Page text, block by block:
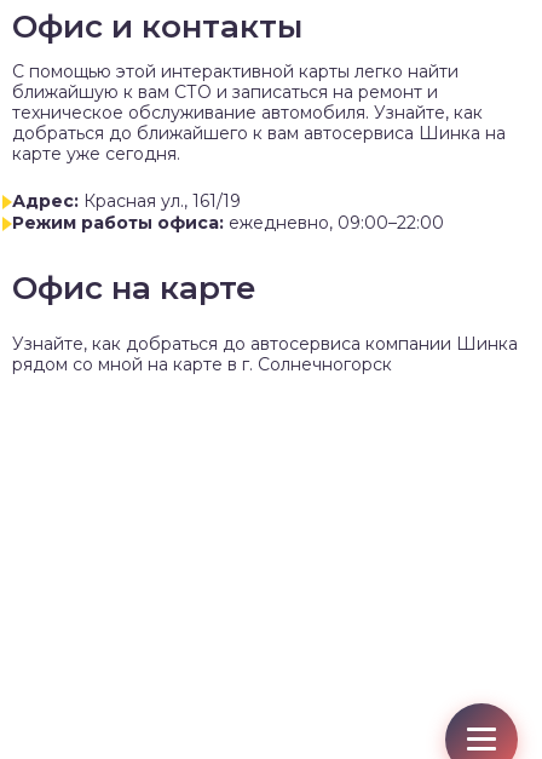
Офис и контакты
C помощью этой интерактивной карты легко найти
ближайшую к вам СТО и записаться на ремонт и
техническое обслуживание автомобиля. Узнайте, как
добраться до ближайшего к вам автосервиса Шинка на
карте уже сегодня.
Адрес: Красная ул., 161/19
Режим работы офиса: ежедневно, 09:00–22:00
Офис на карте
Узнайте, как добраться до автосервиса компании Шинка
рядом со мной на карте в г. Солнечногорск